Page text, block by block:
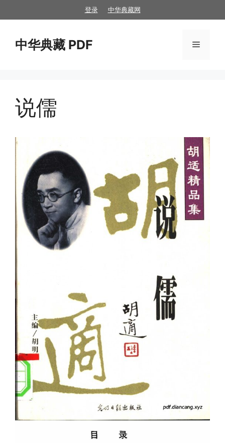
至
登录 中华典藏网
中华典藏 PDF 菜
说儒